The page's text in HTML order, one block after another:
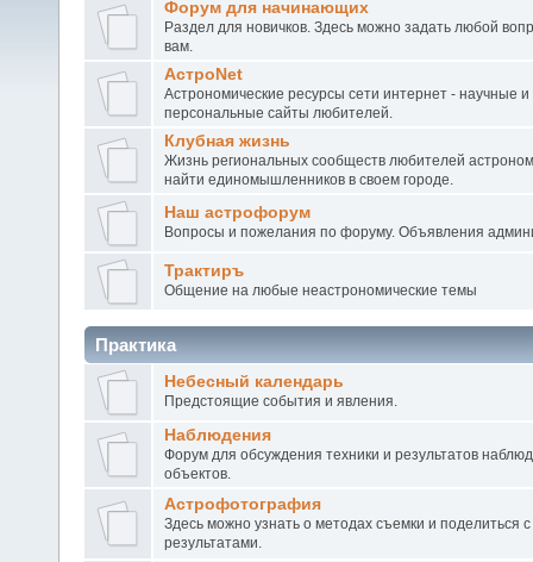
Форум для начинающих
Раздел для новичков. Здесь можно задать любой
вам.
АстроNet
Астрономические ресурсы сети интернет - научные
персональные сайты любителей.
Клубная жизнь
Жизнь региональных сообществ любителей
найти единомышленников в своем городе.
Наш астрофорум
Вопросы и пожелания по форуму. Объявления
Трактиръ
Общение на любые неастрономические темы
Практика
Небесный календарь
Предстоящие события и явления.
Наблюдения
Форум для обсуждения техники и результатов
объектов.
Астрофотография
Здесь можно узнать о методах съемки и поделиться
результатами.